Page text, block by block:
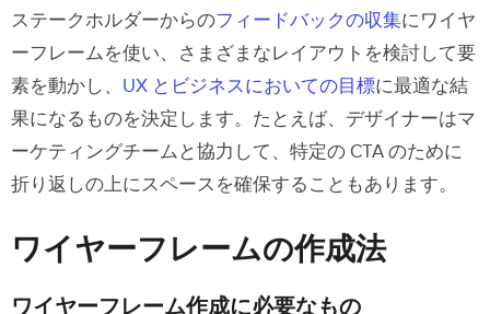
ステークホルダーからのフィードバックの収集にワイヤ
ーフレームを使い、さまざまなレイアウトを検討して要
素を動かし、 UX とビジネスにおいての目標に最適な結
果になるものを決定します。たとえば、デザイナーはマ
ーケティングチームと協力して、特定の CTA のために
折り返しの上にスペースを確保することもあります。
ワイヤーフレームの作成法
ワイヤーフレーム作成に必要なもの